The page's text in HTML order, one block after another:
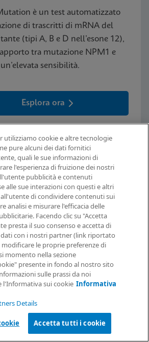
è un test automatizzato
di trascritti di mRNA del
(tipi A, B e D nell’esone 12),
tra mutazione NPM1 e
sensibilità.
Esplora ora
sistemi
a 4, 16, 48 o 80
dispone del
GeneXpert® di Cepheid
e utilizza la nostra
delle cartucce per ogni
utilizziamo cookie e altre tecnologie
pure alcuni dei dati fornitici
quali le sue informazioni di
l'esperienza di fruizione dei nostri
pubblicità e contenuti
alle sue interazioni con questi e altri
di condividere contenuti sui
analisi e misurare l'efficacia delle
Facendo clic su "Accetta
presta il suo consenso e accetta di
con i nostri partner (link riportato
le proprie preferenze di
momento nella sezione
presente in fondo al nostro sito
sulle prassi da noi
l'Informativa sui cookie Informativa
Details
Accetta tutti i cookie